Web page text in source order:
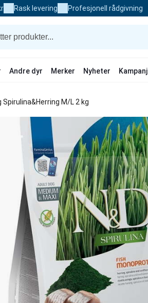
Rask levering Profesjonell rådgivning
Andre dyr Merker Nyheter
Spirulina&Herring M/L 2 kg